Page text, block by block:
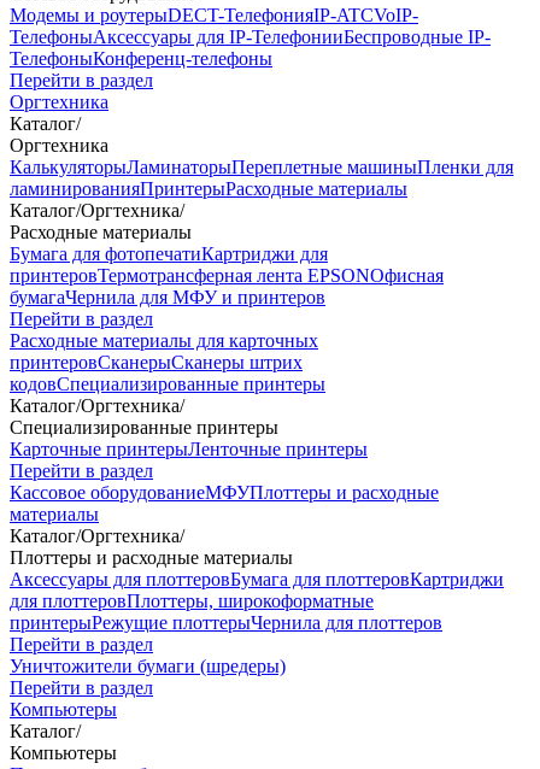
Модемы и роутерыDECT-ТелефонияIP-ATCVoIP-
ТелефоныАксессуары для IP-ТелефонииБеспроводные IP-
ТелефоныКонференц-телефоны
Перейти в раздел
Оргтехника
Каталог/
Оргтехника
КалькуляторыЛаминаторыПереплетные машиныПленки для
ламинированияПринтерыРасходные материалы
Каталог/Оргтехника/
Расходные материалы
Бумага для фотопечатиКартриджи для
принтеровТермотрансферная лента EPSONОфисная
бумагаЧернила для МФУ и принтеров
Перейти в раздел
Расходные материалы для карточных
принтеровСканерыСканеры штрих
кодовСпециализированные принтеры
Каталог/Оргтехника/
Специализированные принтеры
Карточные принтерыЛенточные принтеры
Перейти в раздел
Кассовое оборудованиеМФУПлоттеры и расходные
материалы
Каталог/Оргтехника/
Плоттеры и расходные материалы
Аксессуары для плоттеровБумага для плоттеровКартриджи
для плоттеровПлоттеры, широкоформатные
принтерыРежущие плоттерыЧернила для плоттеров
Перейти в раздел
Уничтожители бумаги (шредеры)
Перейти в раздел
Компьютеры
Каталог/
Компьютеры